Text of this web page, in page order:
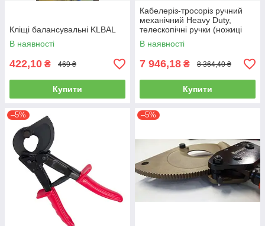
Кліщі балансувальні KLBAL
В наявності
422,10 ₴ 469 ₴
Купити
Кабелеріз-тросоріз ручний
механічний Heavy Duty,
телескопічні ручки (ножиці
секторні) СТАНДАРТ
JSLC0025
В наявності
7 946,18 ₴ 8 364,40 ₴
Купити
–5% –5%